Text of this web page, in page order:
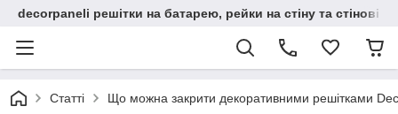
decorpaneli решітки на батарею, рейки на стіну та стінові
Статті Що можна закрити декоративними решітками